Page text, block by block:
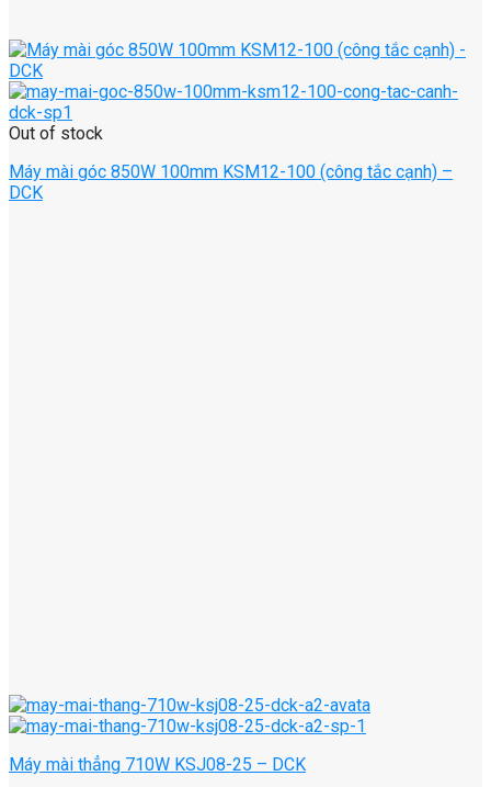
Out of stock
Máy mài góc 850W 100mm KSM12-100 (công tắc cạnh) –
DCK
Máy mài thẳng 710W KSJ08-25 – DCK